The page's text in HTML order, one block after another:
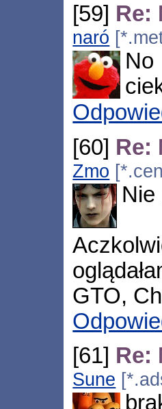
[59] Re:
naró
[60] Re:
Zmo
Nie
GTO,
[61] Re:
Sune